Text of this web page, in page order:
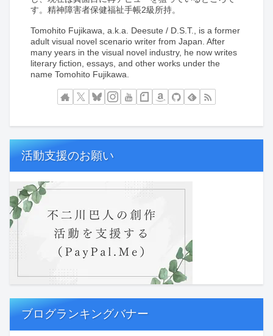
す。精神障害者保健福祉手帳2級所持。
Tomohito Fujikawa, a.k.a. Deesute / D.S.T., is a former
adult visual novel scenario writer from Japan. After
many years in the visual novel industry, he now writes
literary fiction, essays, and other works under the
name Tomohito Fujikawa.
活動支援のお願い
ブログランキングバナー